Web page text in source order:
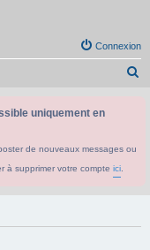
Connexion
uniquement en
de nouveaux messages ou
à supprimer votre compte ici